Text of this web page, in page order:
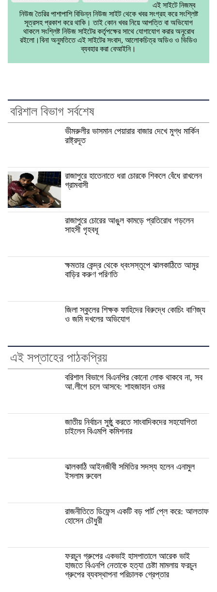
এই সাইটে নিজম্ব
নিউজ তৈরির পাশাপাশি বিভিন্ন নিউজ সাইট থেকে খবর সংগ্রহ করে সংশ্লিষ্ট
সূত্রসহ প্রকাশ করে থাকি। তাই কোন খবর নিয়ে আপত্তি বা অভিযোগ
থাকলে সংশ্লিষ্ট নিউজ সাইটের কর্তৃপক্ষের সাথে যোগাযোগ করার অনুরোধ
রইলো।বিনা অনুমতিতে এই সাইটের সংবাদ, আলোকচিত্র অডিও ও ভিডিও
ব্যবহার করা বেআইনি।
বরিশাল বিভাগ সর্বশেষ
ভীমরুলীর ভাসমান পেয়ারার বাজার দেখে মুগ্ধ মার্কিন
রাষ্ট্রদূত
রাজাপুরে হাতেনাতে ধরা চোরকে শিকলে বেঁধে রাখলেন
গ্রামবাসী
রাজাপুরে চোরের আঙুল কামড়ে প্রতিরোধ গড়লেন
সাহসী গৃহবধূ
ক্ষমতার কেন্দ্র থেকে ধ্বংসস্তূপে ঝালকাঠিতে আমুর
বাড়ির করুণ পরিণতি
জিলা স্কুলের শিক্ষক ফাহিদের বিরুদ্ধে কোচিং বাণিজ্য
ও জমি দখলের অভিযোগ
এই সপ্তাহের পাঠকপ্রিয়
বরিশাল বিভাগে বিএনপির কোনো লোক থাকবে না, সব
আ.লীগে চলে আসবে: শাহজাহান ওমর
জাতীয় নির্বাচন সুষ্ঠু করতে সাংবাদিকদের সহযোগিতা
চাইলেন বিএমপি কমিশনার
ঝালকাঠি আইনজীবী সমিতির সদস্য হলেন এনামুল
ইসলাম রুবেল
রাজনীতিতে ডিফেন্স একটি বড় পার্ট প্লে করে: আলতাফ
হোসেন চৌধুরী
ফরচুন গ্রুপের একভাই হাসপাতালে আরেক ভাই
হাজতে বিএনপি নেতাকে হত্যা চেষ্টা মামলায় ফরচুন
গ্রুপের ব্যবস্থাপনা পরিচালক গ্রেপ্তার